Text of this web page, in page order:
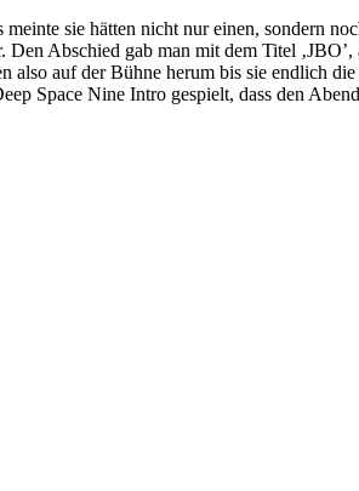
sie hätten nicht nur einen, sondern
Abschied gab man mit dem Titel
auf der Bühne herum bis sie endlich
Space Nine Intro gespielt, dass den